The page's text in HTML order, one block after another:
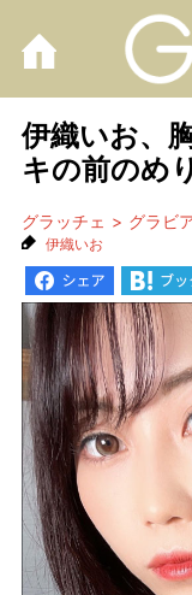
伊織いお、
キの前のめ
グラッチェ グラビ
伊織いお